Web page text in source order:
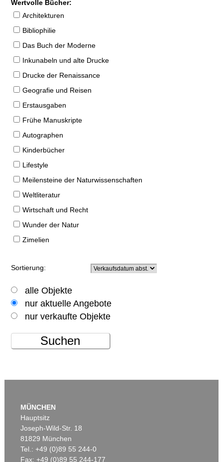
Wertvolle Bücher:
Architekturen
Bibliophilie
Das Buch der Moderne
Inkunabeln und alte Drucke
Drucke der Renaissance
Geografie und Reisen
Erstausgaben
Frühe Manuskripte
Autographen
Kinderbücher
Lifestyle
Meilensteine der Naturwissenschaften
Weltliteratur
Wirtschaft und Recht
Wunder der Natur
Zimelien
Sortierung:
alle Objekte
nur aktuelle Angebote
nur verkaufte Objekte
Suchen
MÜNCHEN
Hauptsitz
Joseph-Wild-Str. 18
81829 München
Tel.: +49 (0)89 55 244-0
Fax: +49 (0)89 55 244-177